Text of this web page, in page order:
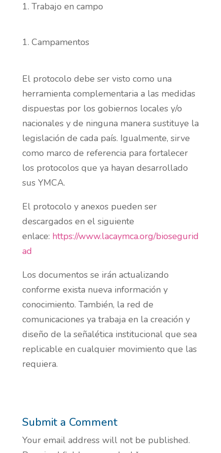
Trabajo en campo
Campamentos
El protocolo debe ser visto como una
herramienta complementaria a las medidas
dispuestas por los gobiernos locales y/o
nacionales y de ninguna manera sustituye la
legislación de cada país. Igualmente, sirve
como marco de referencia para fortalecer
los protocolos que ya hayan desarrollado
sus YMCA.
El protocolo y anexos pueden ser
descargados en el siguiente
enlace: https://www.lacaymca.org/biosegurid
ad
Los documentos se irán actualizando
conforme exista nueva información y
conocimiento. También, la red de
comunicaciones ya trabaja en la creación y
diseño de la señalética institucional que sea
replicable en cualquier movimiento que las
requiera.
Submit a Comment
Your email address will not be published.